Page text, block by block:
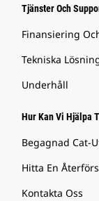
Tjänster Och
Finansiering
Tekniska
Underhåll
Hur Kan Vi Hjälpa
Begagnad Cat-
Hitta En
Kontakta Oss